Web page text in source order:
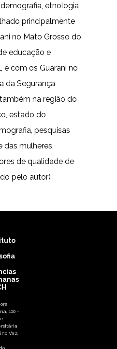
etnologia
principalmente
no Mato Grosso do
educação e
e com os Guarani no
da Segurança
na região do
estado do
pesquisas
das mulheres,
de qualidade de
pelo autor)
100 -
Vaz,